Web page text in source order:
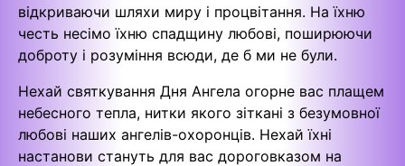
відкриваючи шляхи миру і процвітання. На їхню
честь несімо їхню спадщину любові, поширюючи
доброту і розуміння всюди, де б ми не були.
Нехай святкування Дня Ангела огорне вас плащем
небесного тепла, нитки якого зіткані з безумовної
любові наших ангелів-охоронців. Нехай їхні
настанови стануть для вас дороговказом на